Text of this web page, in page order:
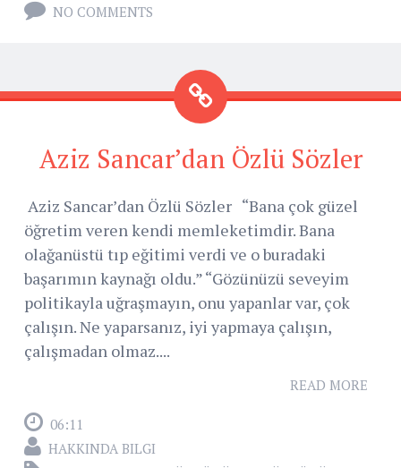
NO COMMENTS
Aziz Sancar’dan Özlü Sözler
Aziz Sancar’dan Özlü Sözler “Bana çok güzel
öğretim veren kendi memleketimdir. Bana
olağanüstü tıp eğitimi verdi ve o buradaki
başarımın kaynağı oldu.” “Gözünüzü seveyim
politikayla uğraşmayın, onu yapanlar var, çok
çalışın. Ne yaparsanız, iyi yapmaya çalışın,
çalışmadan olmaz....
READ MORE
06:11
HAKKINDA BILGI